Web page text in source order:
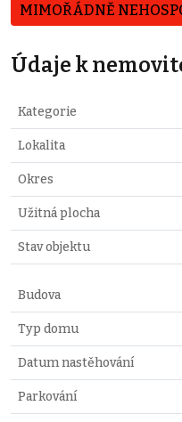
MIMOŘÁDNĚ
Údaje k
Kategorie
Lokalita
Okres
Užitná plocha
Stav objektu
Budova
Typ domu
Datum nastěhování
Parkování